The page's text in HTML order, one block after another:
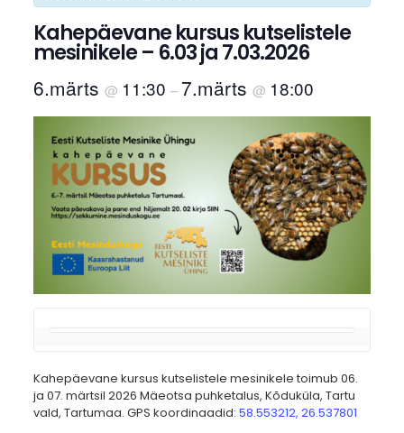
Kahepäevane kursus kutselistele
mesinikele – 6.03 ja 7.03.2026
6.märts @ 11:30 – 7.märts @ 18:00
Kahepäevane kursus kutselistele mesinikele toimub 06.
ja 07. märtsil 2026 Mäeotsa puhketalus, Kõduküla, Tartu
vald, Tartumaa. GPS koordinaadid: 58.553212, 26.537801